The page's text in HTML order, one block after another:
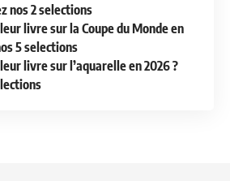
nos 2 selections
livre sur la Coupe du Monde en
5 selections
livre sur l’aquarelle en 2026 ?